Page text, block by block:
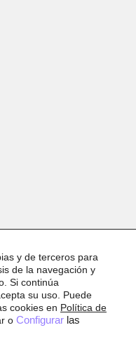
y de terceros para
de la navegación y
Si continúa
su uso. Puede
cookies en Política de
o Configurar las